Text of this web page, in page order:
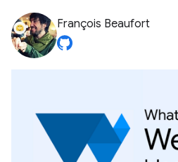
François Beaufort